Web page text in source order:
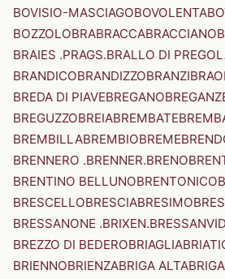
BOVISIO-MASCIAGOBOVOLENTA
BOZZOLOBRABRACCABRACCIANO
BRAIES .PRAGS.BRALLO DI
BRANDICOBRANDIZZOBRANZI
BREDA DI PIAVEBREGANO
BREGUZZOBREIABREMBATE
BREMBILLABREMBIOBREME
BRENNERO .BRENNER.BRENO
BRENTINO BELLUNOBRENTONICO
BRESCELLOBRESCIABRESIMO
BRESSANONE .BRIXEN.
BREZZO DI BEDEROBRIAGLIA
BRIENNOBRIENZABRIGA ALTA